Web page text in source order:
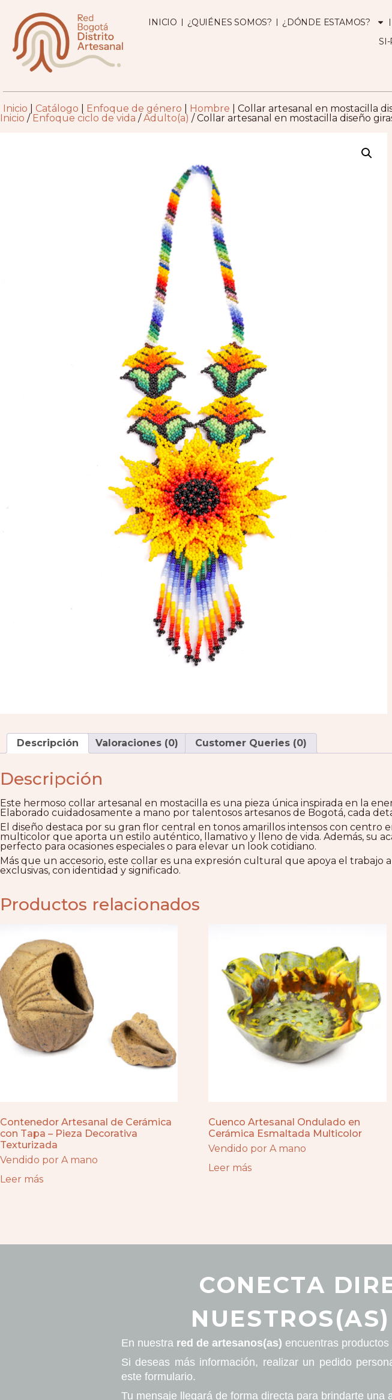
INICIO ¿QUIÉNES SOMOS? ¿DÓNDE ESTAMOS?
Inicio Catálogo Enfoque de género Hombre
Collar artesanal en mostacilla
Inicio / Enfoque ciclo de vida /Adulto(a) / Collar artesanal en mostacilla diseño
Descripción Valoraciones (0) Customer Queries (0)
Descripción
Este hermoso collar artesanal en mostacilla es una pieza única inspirada en la
Elaborado cuidadosamente a mano por talentosos artesanos de Bogotá, cada
El diseño destaca por su gran flor central en tonos amarillos intensos con
multicolor que aporta un estilo auténtico, llamativo y lleno de vida. Además, su
perfecto para ocasiones especiales o para elevar un look cotidiano.
Más que un accesorio, este collar es una expresión cultural que apoya el
exclusivas, con identidad y significado.
Productos relacionados
Contenedor Artesanal de Cerámica
con Tapa – Pieza Decorativa
Texturizada
Vendido por A mano
Leer más
Cuenco Artesanal Ondulado en
Cerámica Esmaltada Multicolor
Vendido por A mano
Leer más
CONECTA
En nuestra red de artesanos(as) encuentras
Si deseas más información, realizar un pedido
este formulario.
Tu mensaje llegará de forma directa para brindarte una